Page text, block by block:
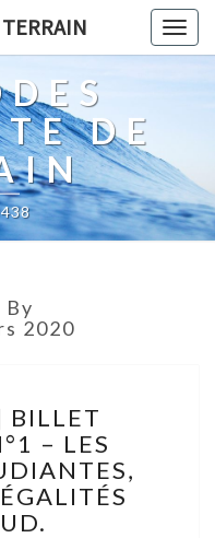
DE
By
2020
BILLET
– LES